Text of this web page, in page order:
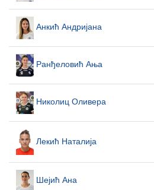
Анкић Андријана
Ранђеловић Ања
Николиц Оливера
Лекић Наталија
Шејић Ана